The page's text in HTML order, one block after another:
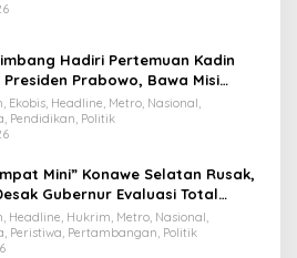
Hadiri Pertemuan Kadin
Prabowo, Bawa Misi
Ekonomi Sultra
Ekobis, Headline, Metro, Nasional,
Pendidikan, Politik
Mini” Konawe Selatan Rusak,
Gubernur Evaluasi Total
Headline, Hukrim, Metro, Nasional,
Peristiwa, Pertambangan, Politik